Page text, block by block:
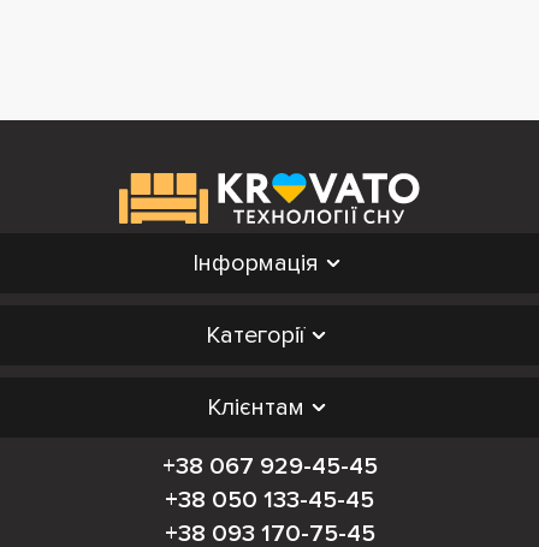
Інформація
Категорії
Клієнтам
+38 067 929-45-45
+38 050 133-45-45
+38 093 170-75-45